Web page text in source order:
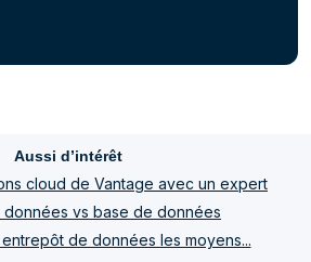
Aussi d’intérêt
cloud de Vantage avec un expert
données vs base de données
de données les moyens...